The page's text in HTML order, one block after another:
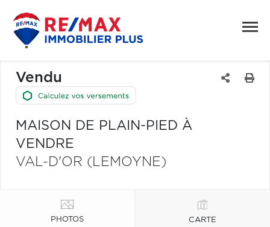
Vendu
MAISON DE PLAIN-PIED À
VENDRE
VAL-D'OR (LEMOYNE)
PHOTOS CARTE